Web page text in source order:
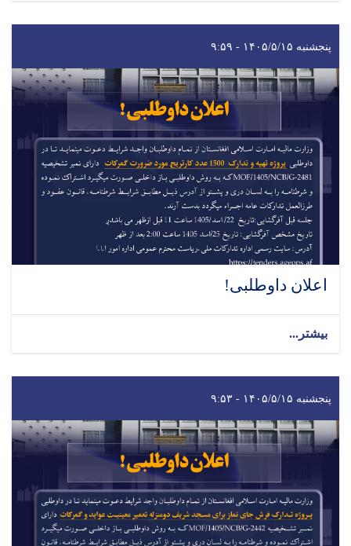
پنجشنبه ۱۴۰۵/۵/۱۵ - ۹:۵۹
اعلان داوطلبی!
بیشتر...
پنجشنبه ۱۴۰۵/۵/۱۵ - ۹:۵۳